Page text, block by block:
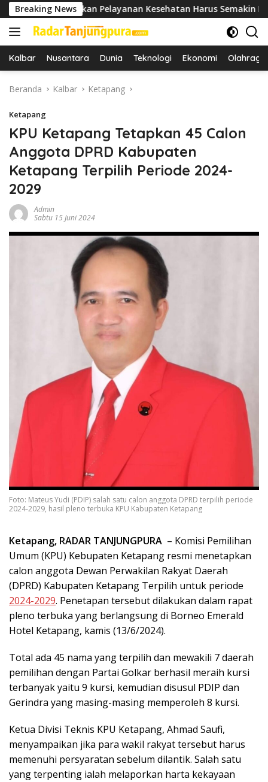
Langsung
ke
konten
Breaking News
Pelayanan Kesehatan Harus Semakin Baik
Kalbar Nusantara Dunia Teknologi Ekonomi Olahraga
Beranda Kalbar Ketapang
Ketapang
KPU Ketapang Tetapkan 45 Calon
Anggota DPRD Kabupaten
Ketapang Terpilih Periode 2024-
2029
Admin
Sabtu 15 Juni 2024
Foto: Mateus Yudi (PDIP) salah satu calon anggota DPRD terpilih periode
2024-2029, hasil pleno terbuka KPU Kabupaten Ketapang
Ketapang, RADAR TANJUNGPURA – Komisi Pemilihan
Umum (KPU) Kebupaten Ketapang resmi menetapkan
calon anggota Dewan Perwakilan Rakyat Daerah
(DPRD) Kabupaten Ketapang Terpilih untuk periode
2024-2029. Penetapan tersebut dilakukan dalam rapat
pleno terbuka yang berlangsung di Borneo Emerald
Hotel Ketapang, kamis (13/6/2024).
Total ada 45 nama yang terpilih dan mewakili 7 daerah
pemilihan dengan Partai Golkar berhasil meraih kursi
terbanyak yaitu 9 kursi, kemudian disusul PDIP dan
Gerindra yang masing-masing memperoleh 8 kursi.
Ketua Divisi Teknis KPU Ketapang, Ahmad Saufi,
menyampaikan jika para wakil rakyat tersebut harus
memenuhi persyaratan sebelum dilantik. Salah satu
yang terpenting ialah melaporkan harta kekayaan